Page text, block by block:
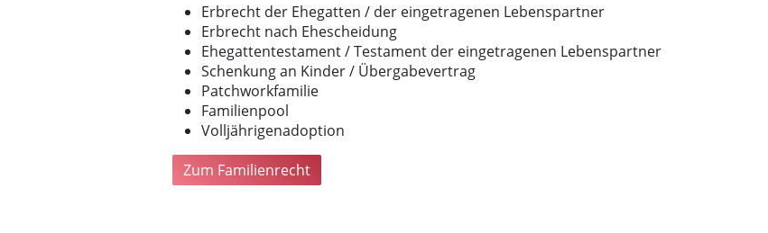
Erbrecht der Ehegatten / der eingetragenen Lebenspartner
Erbrecht nach Ehescheidung
Ehegattentestament / Testament der eingetragenen Lebenspartner
Schenkung an Kinder / Übergabevertrag
Patchworkfamilie
Familienpool
Volljährigenadoption
Zum Familienrecht